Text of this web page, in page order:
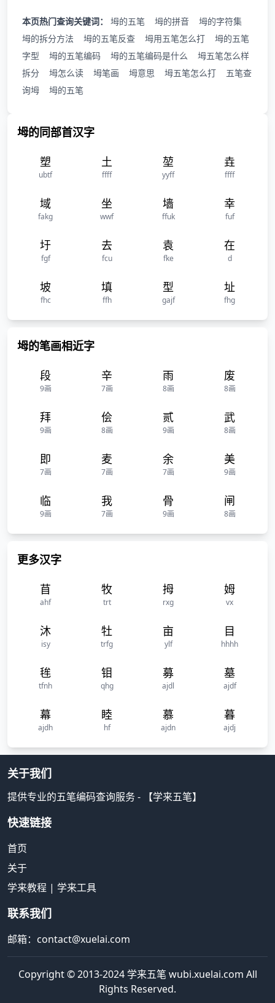
本页热门查询关键词： 坶的五笔 坶的拼音
坶的字符集
坶的拆分方法
坶的五笔反查 坶用五笔怎么打
坶的五笔
字型
坶的五笔编码 坶的五笔编码是什么
坶五笔怎么样
拆分
坶怎么读 坶笔画 坶意思 坶五笔怎么打
五笔查
询坶
坶的五笔
坶的同部首汉字
塑
ubtf
土
ffff
堃
yyff
垚
ffff
域
fakg
坐
wwf
墙
ffuk
幸
fuf
圩
fgf
去
fcu
袁
fke
在
d
坡
fhc
填
ffh
型
gajf
址
fhg
坶的笔画相近字
段
9画
辛
7画
雨
8画
废
8画
拜
9画
侩
8画
贰
9画
武
8画
即
7画
麦
7画
余
7画
美
9画
临
9画
我
7画
骨
9画
闸
8画
更多汉字
苜
ahf
牧
trt
拇
rxg
姆
vx
沐
isy
牡
trfg
亩
ylf
目
hhhh
毪
tfnh
钼
qhg
募
ajdl
墓
ajdf
幕
ajdh
睦
hf
慕
ajdn
暮
ajdj
关于我们
提供专业的五笔编码查询服务 - 【学来五笔】
快速链接
首页
关于
学来教程 | 学来工具
联系我们
邮箱：contact@xuelai.com
Copyright © 2013-2024 学来五笔 wubi.xuelai.com All
Rights Reserved.